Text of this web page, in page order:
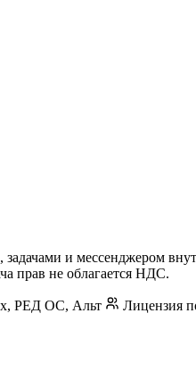
и мессенджером
прав не облагается НДС.
РЕД ОС, Альт Лицензия